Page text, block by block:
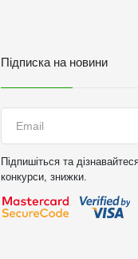
Підписка на новини
Підпишіться та
конкурси, знижки.